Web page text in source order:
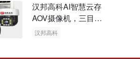
汉邦高科AI智慧云存
AOV摄像机，三目太
阳能多摄球机
汉邦高科